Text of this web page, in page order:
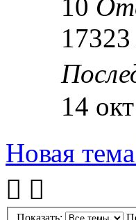
10
17323
14
Новая тема